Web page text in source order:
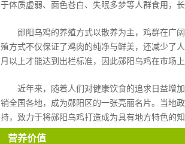
于体质虚弱、面色苍白、失眠多梦等人群食用，
郧阳乌鸡的养殖方式以散养为主，鸡群在广
殖方式不仅保证了鸡肉的纯净与鲜美，还减少了
月以上才能达到出栏标准，因此郧阳乌鸡在市场
近年来，随着人们对健康饮食的追求日益增
销全国各地，成为郧阳区的一张亮丽名片。当地
持，致力于将郧阳乌鸡打造成为具有地方特色的
营养价值